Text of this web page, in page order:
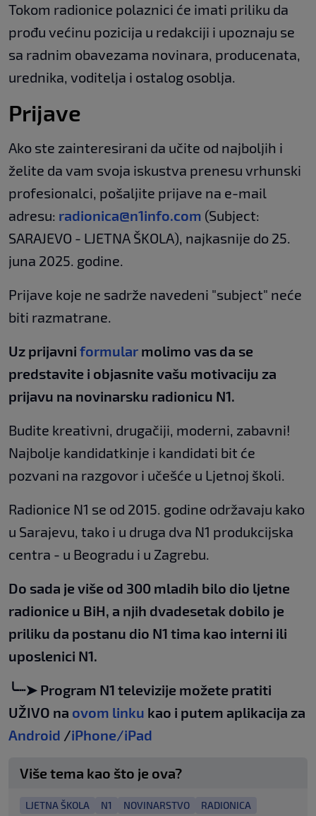
Tokom radionice polaznici će imati priliku da
prođu većinu pozicija u redakciji i upoznaju se
sa radnim obavezama novinara, producenata,
urednika, voditelja i ostalog osoblja.
Prijave
Ako ste zainteresirani da učite od najboljih i
želite da vam svoja iskustva prenesu vrhunski
profesionalci, pošaljite prijave na e-mail
adresu: radionica@n1info.com (Subject:
SARAJEVO - LJETNA ŠKOLA), najkasnije do 25.
juna 2025. godine.
Prijave koje ne sadrže navedeni "subject" neće
biti razmatrane.
Uz prijavni formular molimo vas da se
predstavite i objasnite vašu motivaciju za
prijavu na novinarsku radionicu N1.
Budite kreativni, drugačiji, moderni, zabavni!
Najbolje kandidatkinje i kandidati bit će
pozvani na razgovor i učešće u Ljetnoj školi.
Radionice N1 se od 2015. godine održavaju kako
u Sarajevu, tako i u druga dva N1 produkcijska
centra - u Beogradu i u Zagrebu.
Do sada je više od 300 mladih bilo dio ljetne
radionice u BiH, a njih dvadesetak dobilo je
priliku da postanu dio N1 tima kao interni ili
uposlenici N1.
╰┈➤ Program N1 televizije možete pratiti
UŽIVO na ovom linku kao i putem aplikacija za
Android /iPhone/iPad
Više tema kao što je ova?
LJETNA ŠKOLA N1 NOVINARSTVO RADIONICA